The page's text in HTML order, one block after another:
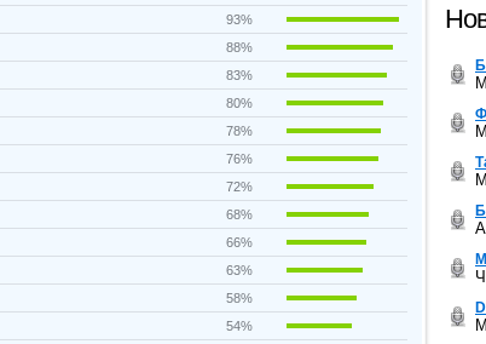
93%
88%
83%
80%
78%
76%
72%
68%
66%
63%
58%
54%